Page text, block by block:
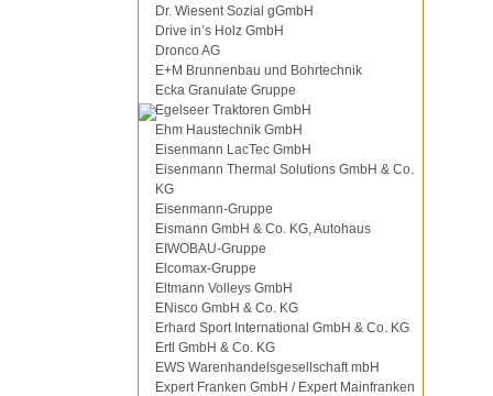
Dr. Wiesent Sozial gGmbH
Drive in’s Holz GmbH
Dronco AG
E+M Brunnenbau und Bohrtechnik
Ecka Granulate Gruppe
Egelseer Traktoren GmbH
Ehm Haustechnik GmbH
Eisenmann LacTec GmbH
Eisenmann Thermal Solutions GmbH & Co.
KG
Eisenmann-Gruppe
Eismann GmbH & Co. KG, Autohaus
EIWOBAU-Gruppe
Elcomax-Gruppe
Eltmann Volleys GmbH
ENisco GmbH & Co. KG
Erhard Sport International GmbH & Co. KG
Ertl GmbH & Co. KG
EWS Warenhandelsgesellschaft mbH
Expert Franken GmbH / Expert Mainfranken